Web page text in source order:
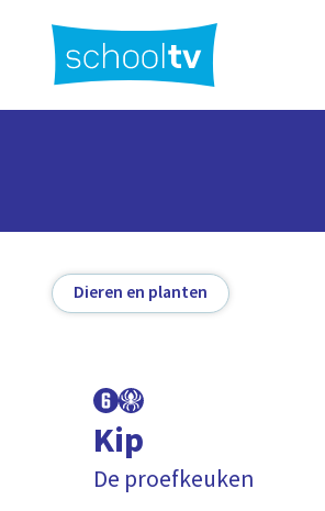
hoofdinhoud
Dieren en planten
Kip
De proefkeuken